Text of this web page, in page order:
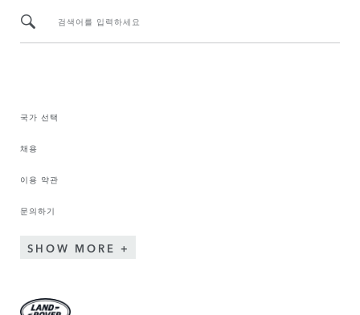
검색어를 입력하세요
국가 선택
채용
이용 약관
문의하기
SHOW MORE